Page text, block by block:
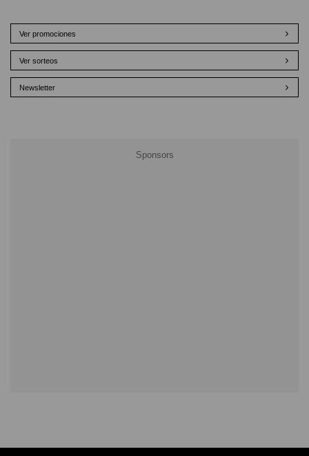
Ver promociones
Ver sorteos
Newsletter